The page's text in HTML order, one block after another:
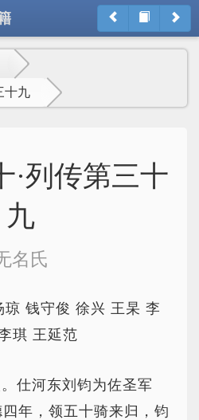
十九
·列传第三十
九
名氏
钱守俊 徐兴 王杲 李
琪 王延范
仕河东刘钧为佐圣军
年，领五十骑来归，钧